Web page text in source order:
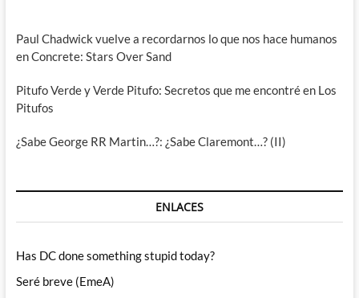
Paul Chadwick vuelve a recordarnos lo que nos hace humanos
en Concrete: Stars Over Sand
Pitufo Verde y Verde Pitufo: Secretos que me encontré en Los
Pitufos
¿Sabe George RR Martin…?: ¿Sabe Claremont…? (II)
ENLACES
Has DC done something stupid today?
Seré breve (EmeA)